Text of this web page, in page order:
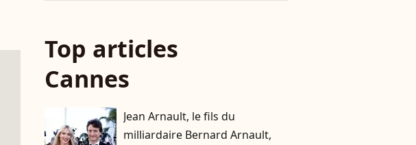
Top articles
Cannes
Jean Arnault, le fils du
milliardaire Bernard Arnault,